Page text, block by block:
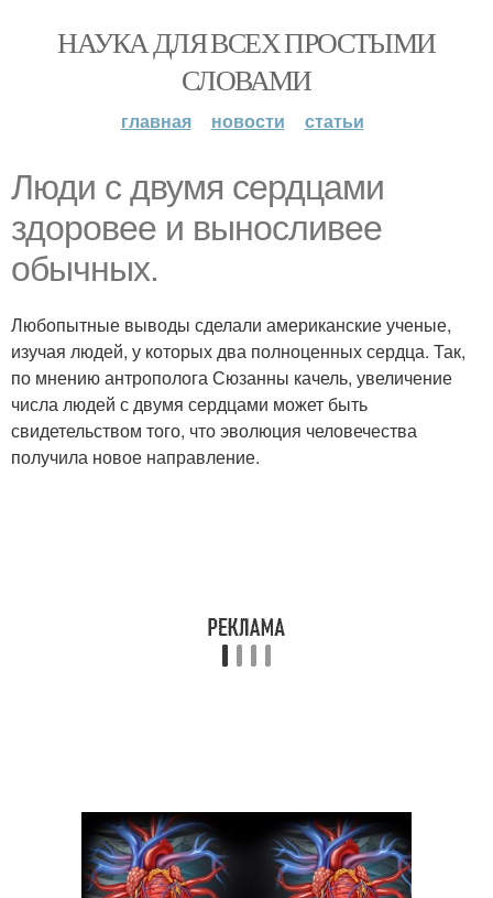
НАУКА ДЛЯ ВСЕХ ПРОСТЫМИ
СЛОВАМИ
главная новости статьи
Люди с двумя сердцами
здоровее и выносливее
обычных.
Любопытные выводы сделали американские ученые,
изучая людей, у которых два полноценных сердца. Так,
по мнению антрополога Сюзанны качель, увеличение
числа людей с двумя сердцами может быть
свидетельством того, что эволюция человечества
получила новое направление.